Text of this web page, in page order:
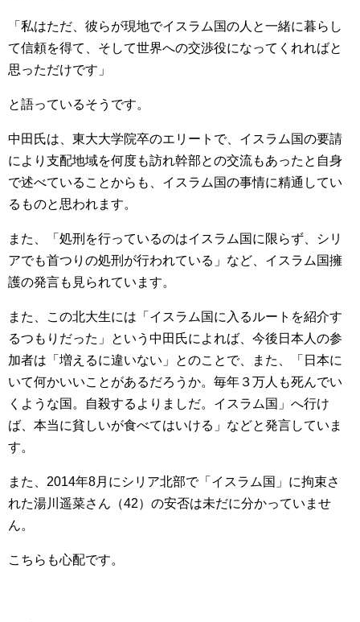
「私はただ、彼らが現地でイスラム国の人と一緒に暮らし
て信頼を得て、そして世界への交渉役になってくれればと
思っただけです」
と語っているそうです。
中田氏は、東大大学院卒のエリートで、イスラム国の要請
により支配地域を何度も訪れ幹部との交流もあったと自身
で述べていることからも、イスラム国の事情に精通してい
るものと思われます。
また、「処刑を行っているのはイスラム国に限らず、シリ
アでも首つりの処刑が行われている」など、イスラム国擁
護の発言も見られています。
また、この北大生には「イスラム国に入るルートを紹介す
るつもりだった」という中田氏によれば、今後日本人の参
加者は「増えるに違いない」とのことで、また、「日本に
いて何かいいことがあるだろうか。毎年３万人も死んでい
くような国。自殺するよりましだ。イスラム国」へ行け
ば、本当に貧しいが食べてはいける」などと発言していま
す。
また、2014年8月にシリア北部で「イスラム国」に拘束さ
れた湯川遥菜さん（42）の安否は未だに分かっていませ
ん。
こちらも心配です。